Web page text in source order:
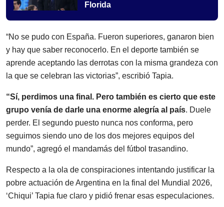
Florida
“No se pudo con España. Fueron superiores, ganaron bien
y hay que saber reconocerlo. En el deporte también se
aprende aceptando las derrotas con la misma grandeza con
la que se celebran las victorias”, escribió Tapia.
“Sí, perdimos una final. Pero también es cierto que este
grupo venía de darle una enorme alegría al país. Duele
perder. El segundo puesto nunca nos conforma, pero
seguimos siendo uno de los dos mejores equipos del
mundo”, agregó el mandamás del fútbol trasandino.
Respecto a la ola de conspiraciones intentando justificar la
pobre actuación de Argentina en la final del Mundial 2026,
‘Chiqui’ Tapia fue claro y pidió frenar esas especulaciones.